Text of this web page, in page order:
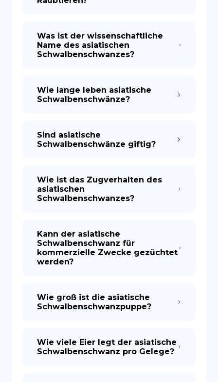
Was ist der wissenschaftliche
Name des asiatischen
Schwalbenschwanzes?
Wie lange leben asiatische
Schwalbenschwänze?
Sind asiatische
Schwalbenschwänze giftig?
Wie ist das Zugverhalten des
asiatischen
Schwalbenschwanzes?
Kann der asiatische
Schwalbenschwanz für
kommerzielle Zwecke gezüchtet
werden?
Wie groß ist die asiatische
Schwalbenschwanzpuppe?
Wie viele Eier legt der asiatische
Schwalbenschwanz pro Gelege?